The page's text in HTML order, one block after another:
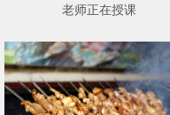
老师正在授课